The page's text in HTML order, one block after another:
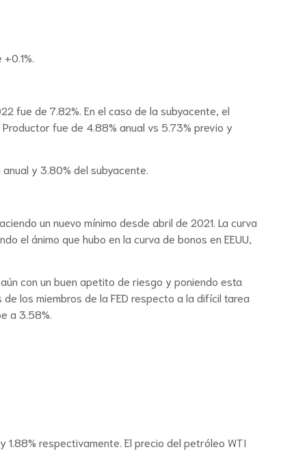
fue de 7.82%. En el caso de la subyacente, el
fue de 4.88% anual vs 5.73% previo y
y 3.80% del subyacente.
un nuevo mínimo desde abril de 2021. La curva
el ánimo que hubo en la curva de bonos en EEUU,
con un buen apetito de riesgo y poniendo esta
los miembros de la FED respecto a la difícil tarea
a 3.58%.
respectivamente. El precio del petróleo WTI